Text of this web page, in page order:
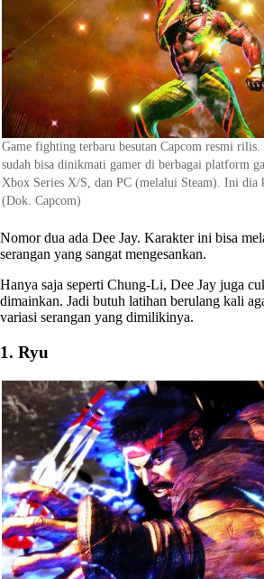
Game fighting terbaru besutan Capcom resmi
sudah bisa dinikmati gamer di berbagai platform
Xbox Series X/S, dan PC (melalui Steam). Ini dia
(Dok. Capcom)
Nomor dua ada Dee Jay. Karakter ini bisa
serangan yang sangat mengesankan.
Hanya saja seperti Chung-Li, Dee Jay juga
dimainkan. Jadi butuh latihan berulang kali
variasi serangan yang dimilikinya.
1. Ryu